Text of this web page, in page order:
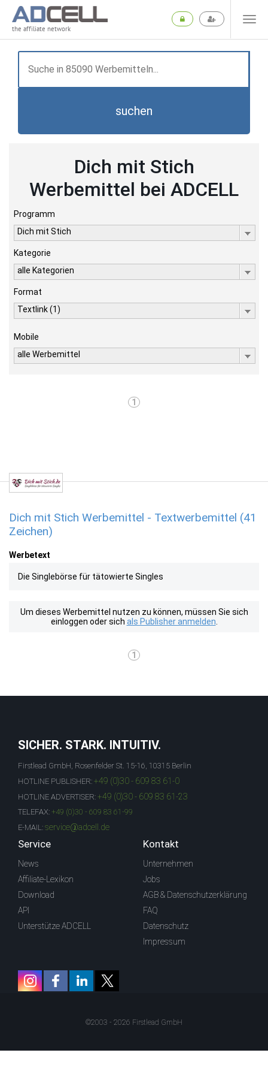
the affiliate network
suchen
Dich mit Stich
Werbemittel bei ADCELL
Programm
Dich mit Stich
Kategorie
alle Kategorien
Format
Textlink (1)
Mobile
alle Werbemittel
1
Dich mit Stich Werbemittel - Textwerbemittel (41
Zeichen)
Werbetext
Die Singlebörse für tätowierte Singles
Um dieses Werbemittel nutzen zu können, müssen Sie sich
einloggen oder sich als Publisher anmelden
1
SICHER. STARK. INTUITIV.
Firstlead GmbH, Rosenfelder St. 15-16, 10315 Berlin
HOTLINE PUBLISHER: +49 (0)30 - 609 83 61-0
HOTLINE ADVERTISER: +49 (0)30 - 609 83 61-23
TELEFAX: +49 (0)30 - 609 83 61-99
E-MAIL: service@adcell.de
Service
News
Affiliate-Lexikon
Download
API
Unterstütze ADCELL
Kontakt
Unternehmen
Jobs
AGB & Datenschutzerklärung
FAQ
Datenschutz
Impressum
©2003 - 2026 Firstlead GmbH